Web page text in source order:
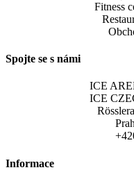
Fitness
Spojte se s námi
ICE
ICE
Informace